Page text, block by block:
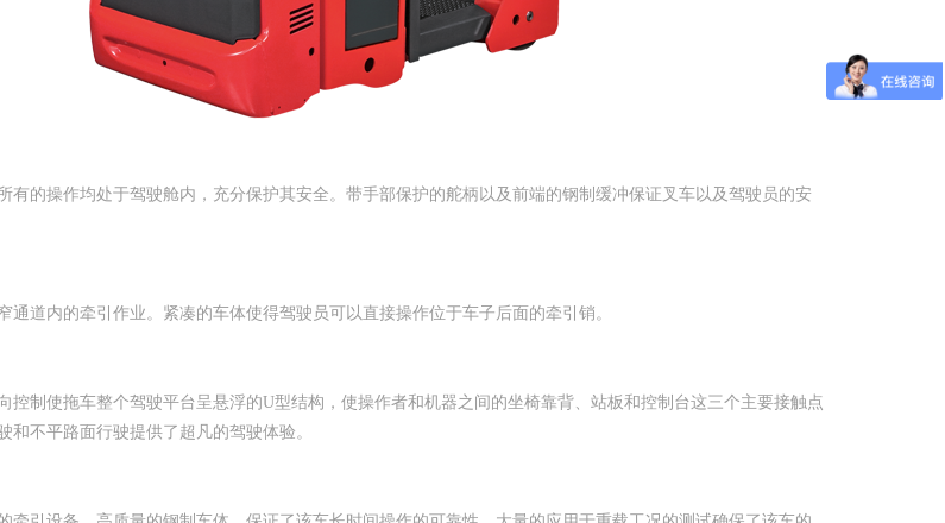
有的操作均处于驾驶舱内，充分保护其安全。带手部保护的舵柄以及前端的钢制缓冲保证叉车以及驾驶员的安
通道内的牵引作业。紧凑的车体使得驾驶员可以直接操作位于车子后面的牵引销。
控制使拖车整个驾驶平台呈悬浮的U型结构，使操作者和机器之间的坐椅靠背、站板和控制台这三个主要接触点
和不平路面行驶提供了超凡的驾驶体验。